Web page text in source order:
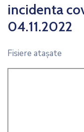
incidenta
04.11.2022
Fisiere ataşate